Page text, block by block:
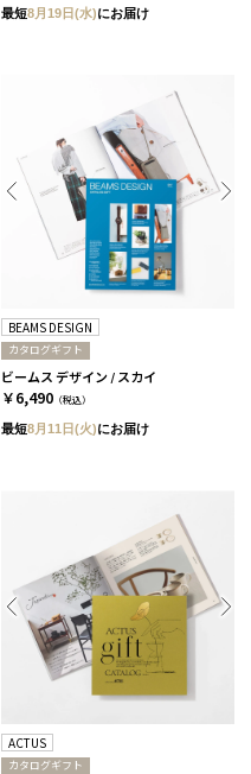
最短8月19日(水)にお届け
BEAMS DESIGN
カタログギフト
ビームス デザイン / スカイ
￥6,490 （税込）
最短8月11日(火)にお届け
ACTUS
カタログギフト